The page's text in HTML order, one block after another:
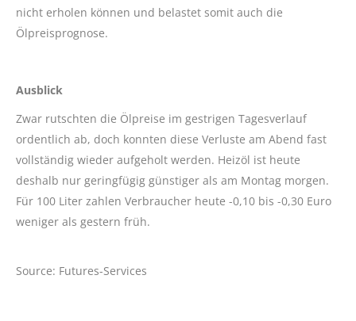
nicht erholen können und belastet somit auch die
Ölpreisprognose.
Ausblick
Zwar rutschten die Ölpreise im gestrigen Tagesverlauf
ordentlich ab, doch konnten diese Verluste am Abend fast
vollständig wieder aufgeholt werden. Heizöl ist heute
deshalb nur geringfügig günstiger als am Montag morgen.
Für 100 Liter zahlen Verbraucher heute -0,10 bis -0,30 Euro
weniger als gestern früh.
Source: Futures-Services